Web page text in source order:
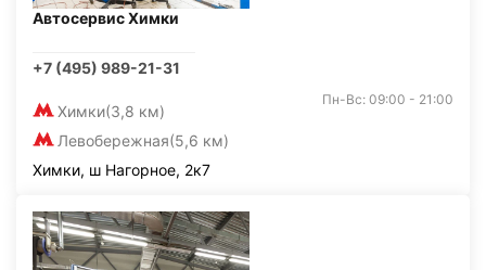
Автосервис Химки
+7 (495) 989-21-31
Химки(3,8 км)
Левобережная(5,6 км)
Пн-Вс: 09:00 - 21:00
Химки, ш Нагорное, 2к7